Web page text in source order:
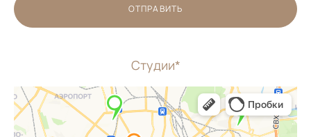
ОТПРАВИТЬ
Студии*